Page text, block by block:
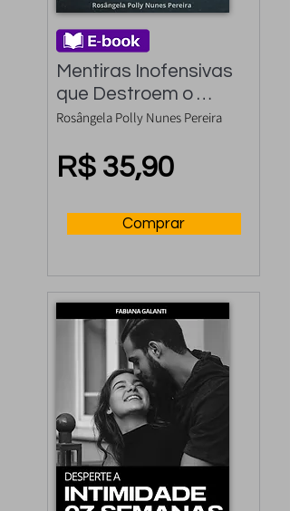
Mentiras Inofensivas
que Destroem o
Amor
Rosângela Polly Nunes Pereira
R$ 35,90
Comprar